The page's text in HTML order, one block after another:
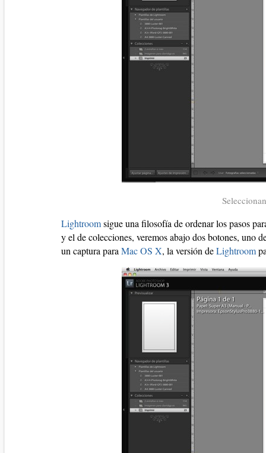
Lightroomsigue una filosofía de ordenar los pasos
y el de colecciones, veremos abajo dos botones, uno
un captura para Mac OS X, la versión deLightroom